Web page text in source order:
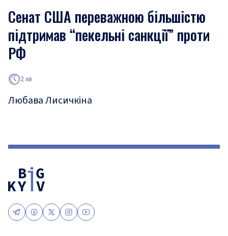
Сенат США переважною більшістю
підтримав “пекельні санкції” проти
РФ
2 хв
Любава Лисичкіна